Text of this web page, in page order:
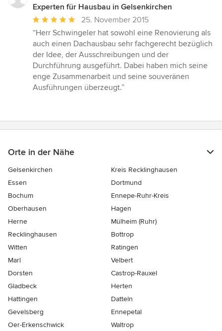
Experten für Hausbau in Gelsenkirchen
Durchschnittliche
Bewertung:
5
von
5
Sternen
25. November 2015
“Herr Schwingeler hat sowohl eine Renovierung als
auch einen Dachausbau sehr fachgerecht bezüglich
der Idee, der Ausschreibungen und der
Durchführung ausgeführt. Dabei haben mich seine
enge Zusammenarbeit und seine souveränen
Ausführungen überzeugt.”
Orte in der Nähe
Gelsenkirchen
Kreis Recklinghausen
Essen
Dortmund
Bochum
Ennepe-Ruhr-Kreis
Oberhausen
Hagen
Herne
Mülheim (Ruhr)
Recklinghausen
Bottrop
Witten
Ratingen
Marl
Velbert
Dorsten
Castrop-Rauxel
Gladbeck
Herten
Hattingen
Datteln
Gevelsberg
Ennepetal
Oer-Erkenschwick
Waltrop